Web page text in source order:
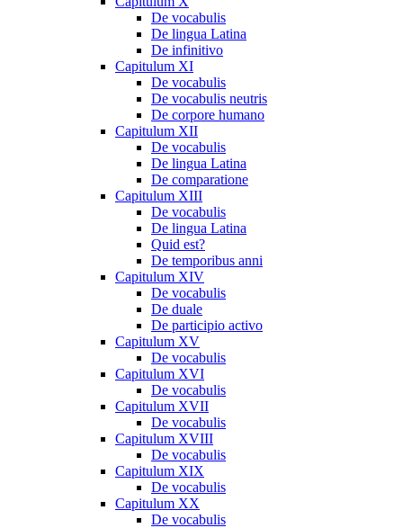
De vocabulis
De lingua Latina
De infinitivo
Capitulum XI
De vocabulis
De vocabulis neutris
De corpore humano
Capitulum XII
De vocabulis
De lingua Latina
De comparatione
Capitulum XIII
De vocabulis
De lingua Latina
Quid est?
De temporibus anni
Capitulum XIV
De vocabulis
De duale
De participio activo
Capitulum XV
De vocabulis
Capitulum XVI
De vocabulis
Capitulum XVII
De vocabulis
Capitulum XVIII
De vocabulis
Capitulum XIX
De vocabulis
Capitulum XX
De vocabulis